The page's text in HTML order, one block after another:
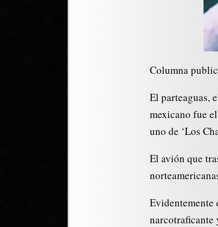
Columna
El parteaguas,
mexicano fue
uno de ‘Los
El avión que
narcotraficante